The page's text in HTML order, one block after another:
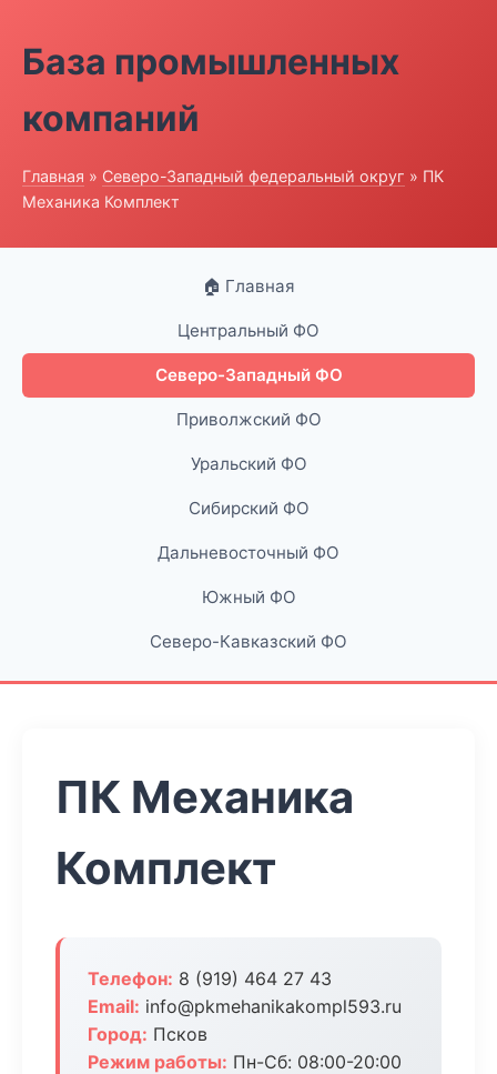
База промышленных
компаний
Главная » Северо-Западный федеральный округ » ПК
Механика Комплект
🏠 Главная
Центральный ФО
Северо-Западный ФО
Приволжский ФО
Уральский ФО
Сибирский ФО
Дальневосточный ФО
Южный ФО
Северо-Кавказский ФО
ПК Механика
Комплект
Телефон: 8 (919) 464 27 43
Email: info@pkmehanikakompl593.ru
Город: Псков
Режим работы: Пн-Сб: 08:00-20:00